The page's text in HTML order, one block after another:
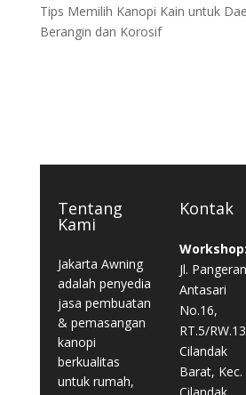
Tips Memilih Kanopi Kain untuk
Berangin dan Korosif
Tentang
Kami
Jakarta Awning
adalah penyedia
jasa pembuatan
& pemasangan
kanopi
berkualitas
untuk rumah,
Kontak
Workshop:
Jl. Pangeran
Antasari
No.16,
RT.5/
Cilandak
Barat, Kec.